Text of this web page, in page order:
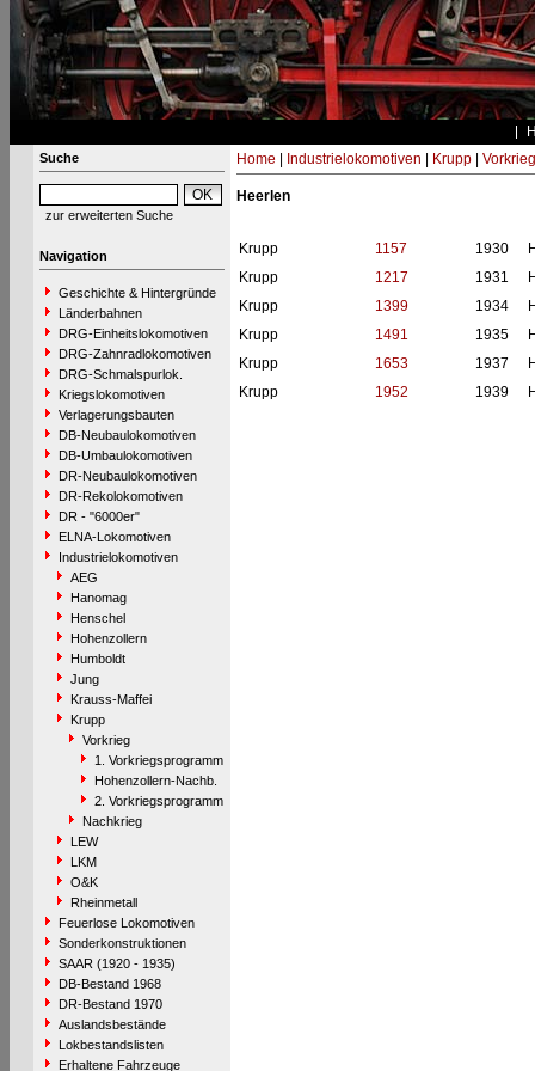
Suche
zur erweiterten Suche
Navigation
Geschichte & Hintergründe
Länderbahnen
DRG-Einheitslokomotiven
DRG-Zahnradlokomotiven
DRG-Schmalspurlok.
Kriegslokomotiven
Verlagerungsbauten
DB-Neubaulokomotiven
DB-Umbaulokomotiven
DR-Neubaulokomotiven
DR-Rekolokomotiven
DR - "6000er"
ELNA-Lokomotiven
Industrielokomotiven
AEG
Hanomag
Henschel
Hohenzollern
Humboldt
Jung
Krauss-Maffei
Krupp
Vorkrieg
1. Vorkriegsprogramm
Hohenzollern-Nachb.
2. Vorkriegsprogramm
Nachkrieg
LEW
LKM
O&K
Rheinmetall
Feuerlose Lokomotiven
Sonderkonstruktionen
SAAR (1920 - 1935)
DB-Bestand 1968
DR-Bestand 1970
Auslandsbestände
Lokbestandslisten
Erhaltene Fahrzeuge
Home Industrielokomotiven Krupp| Vorkrieg
Heerlen
Krupp 1157 1930
Krupp
1217 1931
Krupp
1399 1934
Krupp
1491 1935
Krupp
1653 1937
Krupp
1952 1939